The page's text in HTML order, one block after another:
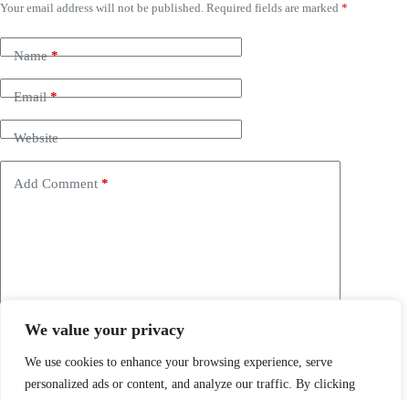
We value your privacy
We use cookies to enhance your browsing experience, serve
personalized ads or content, and analyze our traffic. By clicking
Your email address will not be published. Required fields are marked *
Name*
Email*
Website
Add Comment *
Save my name, email and website in this browser for the
next time I comment.